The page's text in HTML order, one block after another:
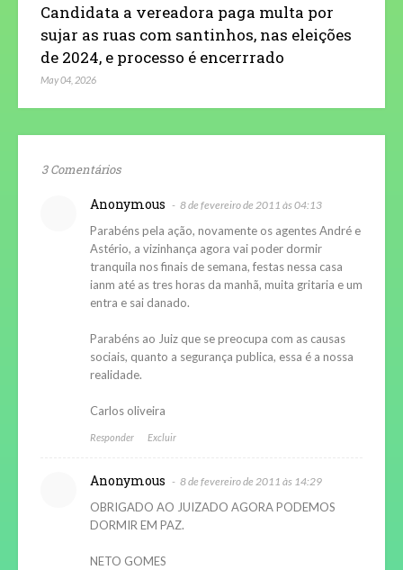
Candidata a vereadora paga multa por
sujar as ruas com santinhos, nas eleições
de 2024, e processo é encerrrado
May 04, 2026
3 Comentários
Anonymous 8 de fevereiro de 2011 às 04:13
Parabéns pela ação, novamente os agentes André e
Astério, a vizinhança agora vai poder dormir
tranquila nos finais de semana, festas nessa casa
ianm até as tres horas da manhã, muita gritaria e um
entra e sai danado.
Parabéns ao Juiz que se preocupa com as causas
sociais, quanto a segurança publica, essa é a nossa
realidade.
Carlos oliveira
Responder Excluir
Anonymous 8 de fevereiro de 2011 às 14:29
OBRIGADO AO JUIZADO AGORA PODEMOS
DORMIR EM PAZ.
NETO GOMES